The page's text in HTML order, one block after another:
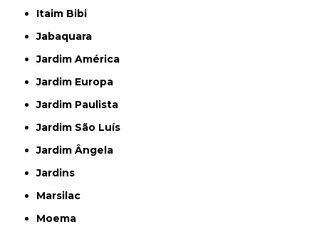
Itaim Bibi
Jabaquara
Jardim América
Jardim Europa
Jardim Paulista
Jardim São Luís
Jardim Ângela
Jardins
Marsilac
Moema